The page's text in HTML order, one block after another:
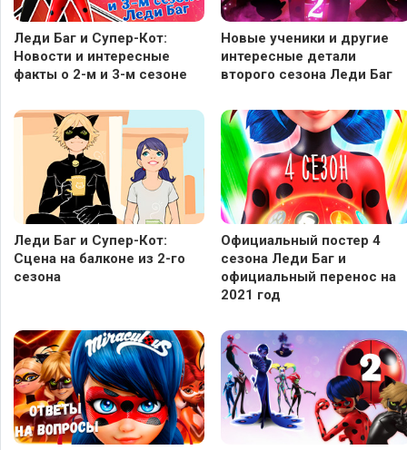
Леди Баг и Супер-Кот:
Новости и интересные
факты о 2-м и 3-м сезоне
Новые ученики и другие
интересные детали
второго сезона Леди Баг
Леди Баг и Супер-Кот:
Сцена на балконе из 2-го
сезона
Официальный постер 4
сезона Леди Баг и
официальный перенос на
2021 год